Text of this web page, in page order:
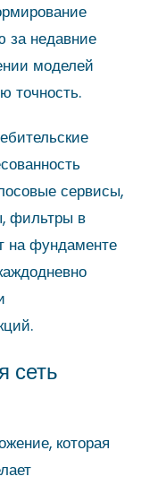
за недавние
моделей
точность.
сервисы,
фильтры в
на фундаменте
сеть
которая